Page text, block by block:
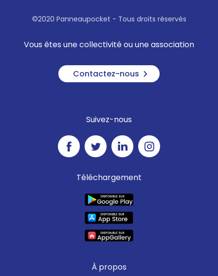
©2020 Panneaupocket - Tous droits réservés
Vous êtes une collectivité ou une association
Contactez-nous
Suivez-nous
Téléchargement
À propos